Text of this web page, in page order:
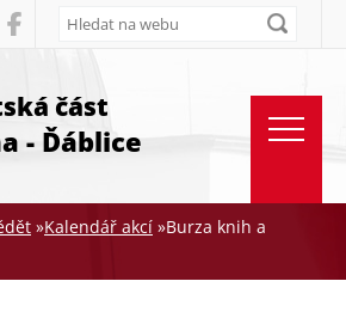
Rovnou na obsah
Rovnou na menu
Rovnou na kontakt
část
- Ďáblice
»Kalendář akcí »Burza knih a